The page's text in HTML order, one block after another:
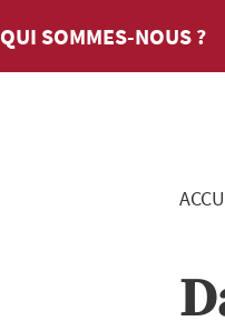
QUI SOMMES-NOUS ?